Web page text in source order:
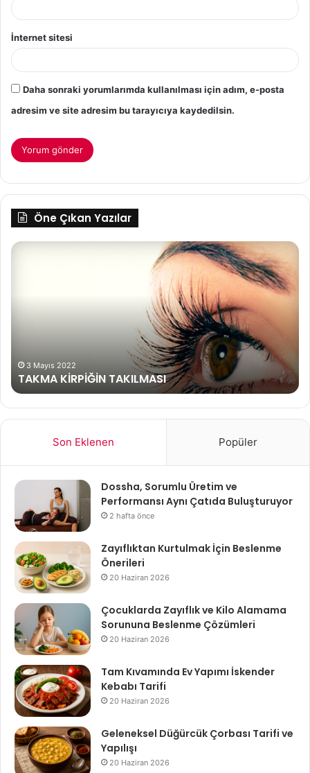
İnternet sitesi
Daha sonraki yorumlarımda kullanılması için adım, e-posta
adresim ve site adresim bu tarayıcıya kaydedilsin.
Öne Çıkan Yazılar
TAKMA
3 Mayıs 2022
TAKMA KİRPİĞİN TAKILMASI
Son Eklenen Popüler
Dossha, Sorumlu Üretim ve
Performansı Aynı Çatıda Buluşturuyor
2 hafta önce
Zayıflıktan Kurtulmak İçin Beslenme
Önerileri
20 Haziran 2026
Çocuklarda Zayıflık ve Kilo Alamama
Sorununa Beslenme Çözümleri
20 Haziran 2026
Tam Kıvamında Ev Yapımı İskender
Kebabı Tarifi
20 Haziran 2026
Geleneksel Düğürcük Çorbası Tarifi ve
Yapılışı
20 Haziran 2026